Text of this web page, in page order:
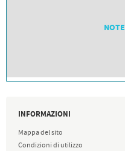
NOTE
INFORMAZIONI
Mappa del sito
Condizioni di utilizzo